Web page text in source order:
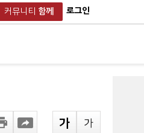
커뮤니티 함께 로그인